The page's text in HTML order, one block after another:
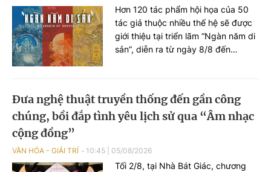
Hơn 120 tác phẩm hội họa của 50
tác giả thuộc nhiều thế hệ sẽ được
giới thiệu tại triển lãm “Ngàn năm di
sản”, diễn ra từ ngày 8/8 đến
niệm 950 năm Quốc Tử Giám
(1076-2026), đồng thời hướng tới
Việt Nam (02/9/1945 - 02/9/2026).
Đưa nghệ thuật truyền thống đến gần công
chúng, bồi đắp tình yêu lịch sử qua “Âm nhạc
cộng đồng”
VĂN HÓA - GIẢI TRÍ 10:45 05/08/2026
Tối 2/8, tại Nhà Bát Giác, chương